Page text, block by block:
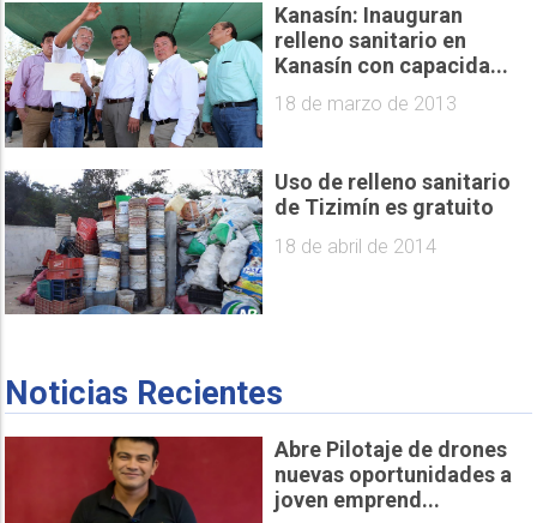
Kanasín: Inauguran
relleno sanitario en
Kanasín con capacida...
18 de marzo de 2013
Uso de relleno sanitario
de Tizimín es gratuito
18 de abril de 2014
Noticias Recientes
Abre Pilotaje de drones
nuevas oportunidades a
joven emprend...